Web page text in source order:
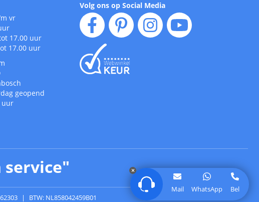
Mail WhatsApp Bel
vr
17.00 uur
17.00 uur
geopend
uur
Volg ons op Social Media
"
BTW: NL858042459B01